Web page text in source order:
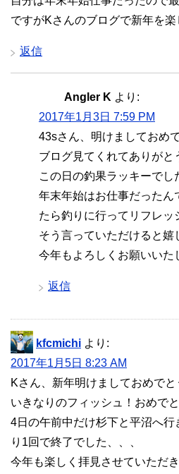
ですがKさんのブログで新年を楽
返信
Angler K より:
2017年1月3日 7:59 PM
43sさん、明けましておめ
ブログ見てくれてありがと
この日の釣果ラッキーでし
年末年始はお仕事だったん
たら釣りに行ってリフレッ
そう言っていただけると嬉
今年もよろしくお願いいた
返信
kfcmichi より:
2017年1月5日 8:23 AM
Kさん、新年明けましておめでと
いきなりのフィッシュ！おめで
4日の午前中だけ杉下と平沼へ行
り1回で終了でした、、、
今年も楽しく拝見させていただ